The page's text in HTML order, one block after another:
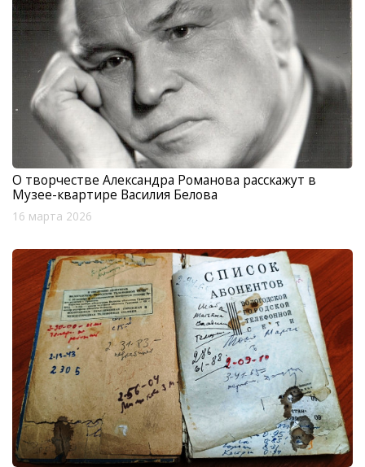
О творчестве Александра Романова расскажут в
Музее-квартире Василия Белова
16 марта 2026